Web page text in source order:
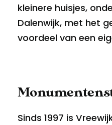
kleinere huisjes,
Dalenwijk, met het
voordeel van een
Sinds 1997 is